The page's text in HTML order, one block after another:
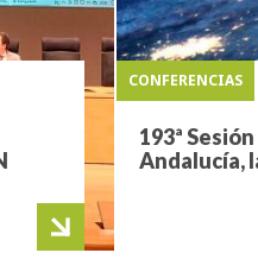
CONFERENCIAS
193ª
Andalucía,